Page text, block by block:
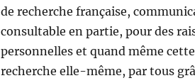
de recherche française,
consultable en partie, pour des
personnelles et quand même
recherche elle-même, par tous